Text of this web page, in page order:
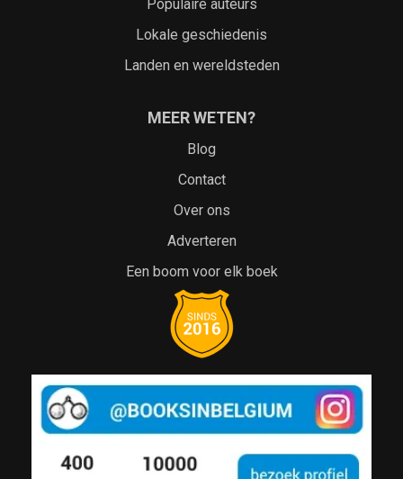
Populaire auteurs
Lokale geschiedenis
Landen en wereldsteden
MEER WETEN?
Blog
Contact
Over ons
Adverteren
Een boom voor elk boek